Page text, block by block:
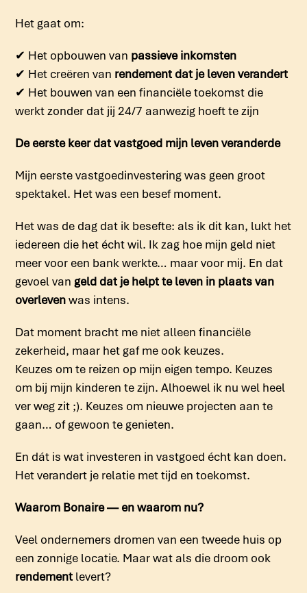
Het gaat om:
✔ Het opbouwen van passieve inkomsten
✔ Het creëren van rendement dat je leven verandert
✔ Het bouwen van een financiële toekomst die
werkt zonder dat jij 24/7 aanwezig hoeft te zijn
De eerste keer dat vastgoed mijn leven veranderde
Mijn eerste vastgoedinvestering was geen groot
spektakel. Het was een besef moment.
Het was de dag dat ik besefte: als ik dit kan, lukt het
iedereen die het écht wil. Ik zag hoe mijn geld niet
meer voor een bank werkte… maar voor mij. En dat
gevoel vangeld dat je helpt te leven in plaats van
overlevenwas intens.
Dat moment bracht me niet alleen financiële
zekerheid, maar het gaf me ook keuzes.
Keuzes om te reizen op mijn eigen tempo. Keuzes
om bij mijn kinderen te zijn. Alhoewel ik nu wel heel
ver weg zit ;). Keuzes om nieuwe projecten aan te
gaan… of gewoon te genieten.
En dát is wat investeren in vastgoed écht kan doen.
Het verandert je relatie met tijd en toekomst.
Waarom Bonaire — en waarom nu?
Veel ondernemers dromen van een tweede huis op
een zonnige locatie. Maar wat als die droom ook
rendement levert?